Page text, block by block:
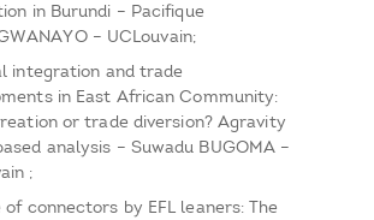
in Burundi – Pacifique
– UCLouvain;
integration and trade
in East African Community:
or trade diversion? Agravity
analysis – Suwadu BUGOMA –
;
of connectors by EFL leaners: The